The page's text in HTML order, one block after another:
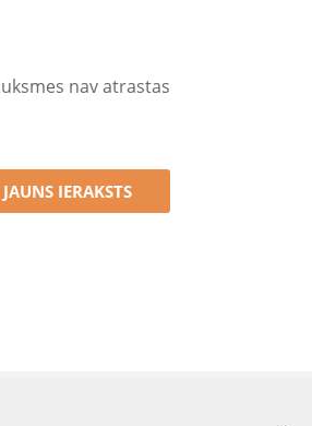
nav atrastas
JAUNS IERAKSTS